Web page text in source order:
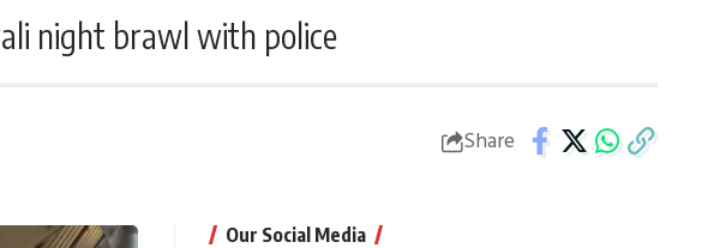
night brawl with police
Share
Our Social Media